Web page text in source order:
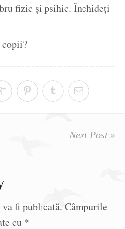
fizic și psihic. Închideți
copii?
Next Post »
va fi publicată. Câmpurile
cu *